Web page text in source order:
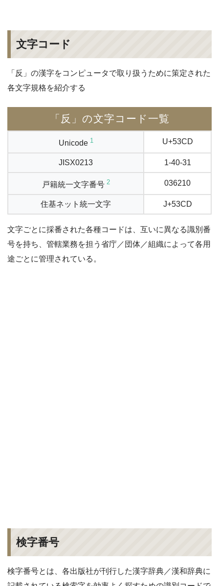
文字コード
「反」の漢字をコンピュータで取り扱うために策定された
各文字規格を紹介する
「反」の文字コード一覧
Unicode 1 U+53CD
JISX0213 1-40-31
戸籍統一文字番号 2 036210
住基ネット統一文字 J+53CD
文字ごとに採番された各種コードは、互いに異なる識別番
号を持ち、管轄業務を担う省庁／団体／組織によって各用
途ごとに管理されている。
検字番号
検字番号とは、各出版社が刊行した漢字辞典／漢和辞典に